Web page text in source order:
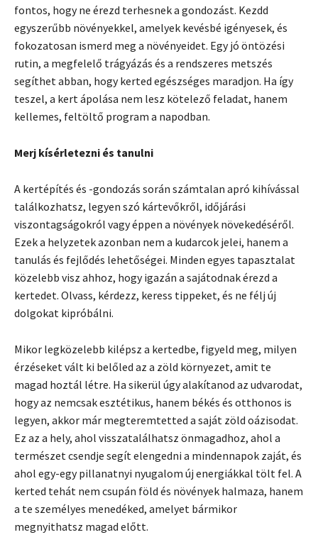
fontos, hogy ne érezd terhesnek a gondozást. Kezdd
egyszerűbb növényekkel, amelyek kevésbé igényesek, és
fokozatosan ismerd meg a növényeidet. Egy jó öntözési
rutin, a megfelelő trágyázás és a rendszeres metszés
segíthet abban, hogy kerted egészséges maradjon. Ha így
teszel, a kert ápolása nem lesz kötelező feladat, hanem
kellemes, feltöltő program a napodban.
Merj kísérletezni és tanulni
A kertépítés és -gondozás során számtalan apró kihívással
találkozhatsz, legyen szó kártevőkről, időjárási
viszontagságokról vagy éppen a növények növekedéséről.
Ezek a helyzetek azonban nem a kudarcok jelei, hanem a
tanulás és fejlődés lehetőségei. Minden egyes tapasztalat
közelebb visz ahhoz, hogy igazán a sajátodnak érezd a
kertedet. Olvass, kérdezz, keress tippeket, és ne félj új
dolgokat kipróbálni.
Mikor legközelebb kilépsz a kertedbe, figyeld meg, milyen
érzéseket vált ki belőled az a zöld környezet, amit te
magad hoztál létre. Ha sikerül úgy alakítanod az udvarodat,
hogy az nemcsak esztétikus, hanem békés és otthonos is
legyen, akkor már megteremtetted a saját zöld oázisodat.
Ez az a hely, ahol visszatalálhatsz önmagadhoz, ahol a
természet csendje segít elengedni a mindennapok zaját, és
ahol egy-egy pillanatnyi nyugalom új energiákkal tölt fel. A
kerted tehát nem csupán föld és növények halmaza, hanem
a te személyes menedéked, amelyet bármikor
megnyithatsz magad előtt.